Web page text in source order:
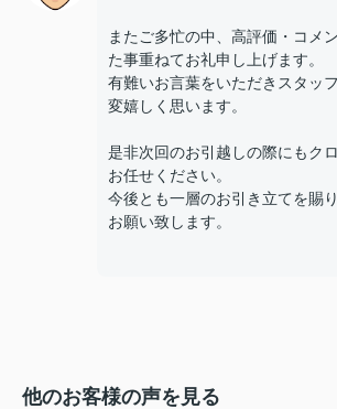
またご多忙の中、高評価・コメ
た事重ねてお礼申し上げます。
有難いお言葉をいただきスタッ
変嬉しく思います。
是非次回のお引越しの際にもク
お任せください。
今後とも一層のお引き立てを賜
お願い致します。
他のお客様の声を見る